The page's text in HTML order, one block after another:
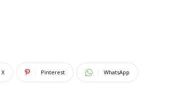
X Pinterest WhatsApp